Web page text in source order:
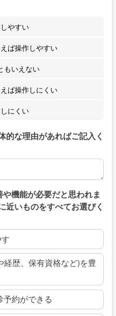
やすい
ば操作しやすい
もいえない
ば操作しにくい
にくい
的な理由があればご記入く
的な理由があればご記入くだ
機能が必要だと思われま
近いものをすべてお選びく
経歴、保有資格など)を豊
約ができる